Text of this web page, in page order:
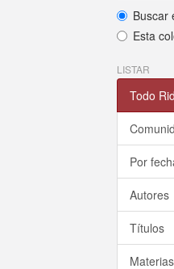
Buscar
Esta
LISTAR
Todo
Por
Autores
Títulos
Materias